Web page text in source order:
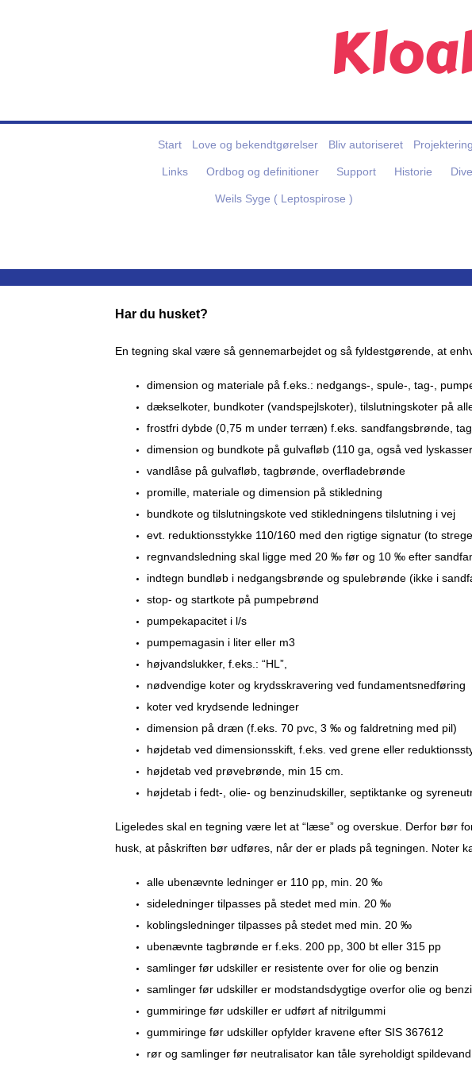
Start Love og bekendtgørelser Bliv autoriseret
Links Ordbog og definitioner Support Historie
Weils Syge ( Leptospirose )
Har du husket?
En tegning skal være så gennemarbejdet og så fyldestgørende, at
dimension og materiale på f.eks.: nedgangs-, spule-, tag-,
dækselkoter, bundkoter (vandspejlskoter), tilslutningskoter på
frostfri dybde (0,75 m under terræn) f.eks. sandfangsbrønde,
dimension og bundkote på gulvafløb (110 ga, også ved
vandlåse på gulvafløb, tagbrønde, overfladebrønde
promille, materiale og dimension på stikledning
bundkote og tilslutningskote ved stikledningens tilslutning i vej
evt. reduktionsstykke 110/160 med den rigtige signatur (to
regnvandsledning skal ligge med 20 ‰ før og 10 ‰ efter
indtegn bundløb i nedgangsbrønde og spulebrønde (ikke i
stop- og startkote på pumpebrønd
pumpekapacitet i l/s
pumpemagasin i liter eller m3
højvandslukker, f.eks.: “HL”,
nødvendige koter og krydsskravering ved fundamentsnedføring
koter ved krydsende ledninger
dimension på dræn (f.eks. 70 pvc, 3 ‰ og faldretning med pil)
højdetab ved dimensionsskift, f.eks. ved grene eller
højdetab ved prøvebrønde, min 15 cm.
højdetab i fedt-, olie- og benzinudskiller, septiktanke og
Ligeledes skal en tegning være let at “læse” og overskue. Derfor bør
husk, at påskriften bør udføres, når der er plads på tegningen. Noter
alle ubenævnte ledninger er 110 pp, min. 20 ‰
sideledninger tilpasses på stedet med min. 20 ‰
koblingsledninger tilpasses på stedet med min. 20 ‰
ubenævnte tagbrønde er f.eks. 200 pp, 300 bt eller 315 pp
samlinger før udskiller er resistente over for olie og benzin
samlinger før udskiller er modstandsdygtige overfor olie og
gummiringe før udskiller er udført af nitrilgummi
gummiringe før udskiller opfylder kravene efter SIS 367612
rør og samlinger før neutralisator kan tåle syreholdigt spildevand